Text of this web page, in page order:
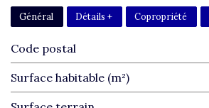
Général Détails + Copropriété
Code postal
Surface habitable (m²)